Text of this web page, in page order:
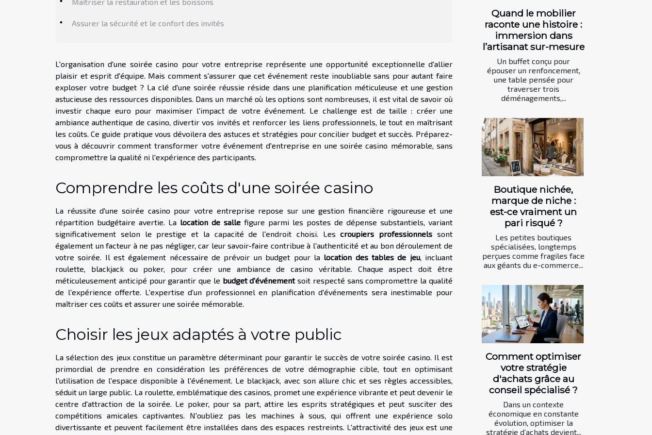
Assurer la sécurité et le confort des invités
L'organisation d'une soirée casino pour votre entreprise représente une opportunité exceptionnelle d'allier
plaisir et esprit d'équipe. Mais comment s'assurer que cet événement reste inoubliable sans pour autant faire
exploser votre budget ? La clé d'une soirée réussie réside dans une planification méticuleuse et une gestion
astucieuse des ressources disponibles. Dans un marché où les options sont nombreuses, il est vital de savoir où
investir chaque euro pour maximiser l'impact de votre événement. Le challenge est de taille : créer une
ambiance authentique de casino, divertir vos invités et renforcer les liens professionnels, le tout en maîtrisant
les coûts. Ce guide pratique vous dévoilera des astuces et stratégies pour concilier budget et succès. Préparez-
vous à découvrir comment transformer votre événement d'entreprise en une soirée casino mémorable, sans
compromettre la qualité ni l'expérience des participants.
Comprendre les coûts d'une soirée casino
La réussite d'une soirée casino pour votre entreprise repose sur une gestion financière rigoureuse et une
répartition budgétaire avertie. La location de salle figure parmi les postes de dépense substantiels, variant
significativement selon le prestige et la capacité de l'endroit choisi. Lescroupiers professionnels sont
également un facteur à ne pas négliger, car leur savoir-faire contribue à l'authenticité et au bon déroulement de
votre soirée. Il est également nécessaire de prévoir un budget pour la location des tables de jeu, incluant
roulette, blackjack ou poker, pour créer une ambiance de casino véritable. Chaque aspect doit être
méticuleusement anticipé pour garantir que le budget d'événementsoit respecté sans compromettre la qualité
de l'expérience offerte. L'expertise d'un professionnel en planification d'événements sera inestimable pour
maîtriser ces coûts et assurer une soirée mémorable.
Choisir les jeux adaptés à votre public
La sélection des jeux constitue un paramètre déterminant pour garantir le succès de votre soirée casino. Il est
primordial de prendre en considération les préférences de votre démographie cible, tout en optimisant
l'utilisation de l'espace disponible à l'événement. Le blackjack, avec son allure chic et ses règles accessibles,
séduit un large public. La roulette, emblématique des casinos, promet une expérience vibrante et peut devenir le
centre d'attraction de la soirée. Le poker, pour sa part, attire les esprits stratégiques et peut susciter des
compétitions amicales captivantes. N'oubliez pas les machines à sous, qui offrent une expérience solo
divertissante et peuvent facilement être installées dans des espaces restreints. L'attractivité des jeux est une
Quand le mobilier
raconte une histoire :
immersion dans
l’artisanat sur-mesure
Un buffet conçu pour
épouser un renfoncement,
une table pensée pour
traverser trois
déménagements,...
Boutique nichée,
marque de niche :
est-ce vraiment un
pari risqué ?
Les petites boutiques
spécialisées, longtemps
perçues comme fragiles face
aux géants du e-commerce...
Comment optimiser
votre stratégie
d'achats grâce au
conseil spécialisé ?
Dans un contexte
économique en constante
évolution, optimiser la
stratégie d’achats devient...